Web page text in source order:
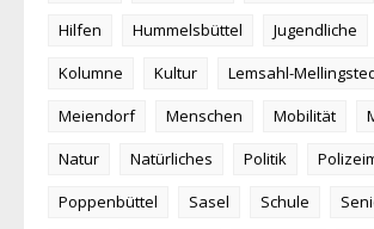
Hilfen
Hummelsbüttel Jugendliche
Kolumne
Kultur
Lemsahl-
Meiendorf
Menschen Mobilität
Natur
Natürliches Politik
Poppenbüttel
Sasel Schule